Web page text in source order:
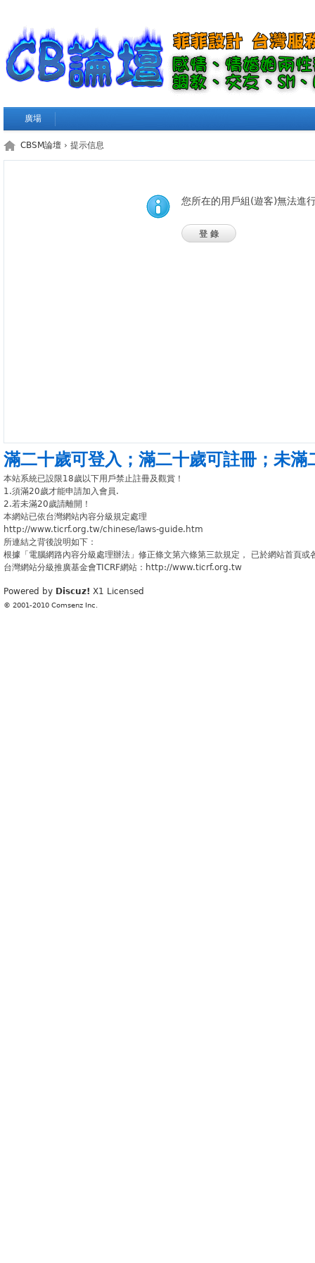
廣場
CBSM論壇 › 提示信息
您所在的用戶組(遊客)無法進
登錄
滿二十歲可登入 ； 滿二十歲可註冊 ； 未滿
本站系統已設限18歲以下用戶禁止註冊及觀賞！
1.須滿20歲才能申請加入會員.
2.若未滿20歲請離開！
本網站已依台灣網站內容分級規定處理
http://www.ticrf.org.tw/chinese/laws-guide.htm
所連結之背後說明如下：
根據「電腦網路內容分級處理辦法」修正條文第六條第三款規定， 已於網站首頁
台灣網站分級推廣基金會TICRF網站：http://www.ticrf.org.tw
Powered by Discuz! X1 Licensed
© 2001-2010 Comsenz Inc.